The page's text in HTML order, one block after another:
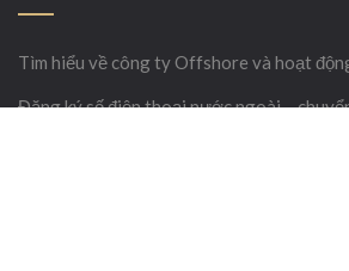
Tìm hiểu về công ty Offshore và hoạt
Đăng ký số điện thoại nước ngoài –